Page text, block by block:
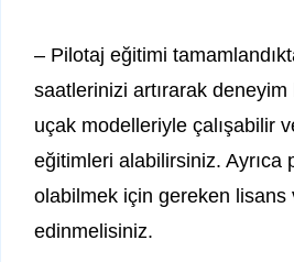
– Pilotaj eğitimi
saatlerinizi artırarak deneyim
uçak modelleriyle çalışabilir
eğitimleri alabilirsiniz. Ayrıca
olabilmek için gereken lisans
edinmelisiniz.